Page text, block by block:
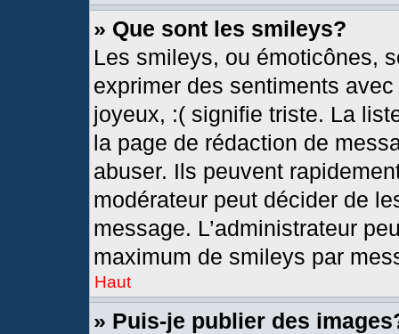
» Que sont les smileys?
Les smileys, ou émoticônes,
exprimer des sentiments
joyeux, :( signifie triste. La
la page de rédaction de
abuser. Ils peuvent
modérateur peut décider de
message. L’administrateur
maximum de smileys par
Haut
» Puis-je publier des